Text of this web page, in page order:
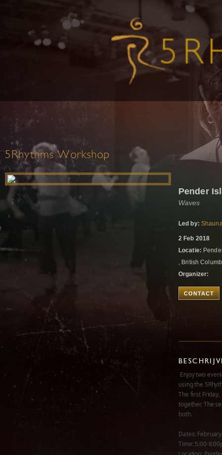
5Rhythms Workshop
Pender
Waves
Led by:
2 Feb 2018
Locatie:
, British
Organizer:
CONTACT
Enjoy two
using the
The first
together. The
both.
Dates:
Time: 5:00-